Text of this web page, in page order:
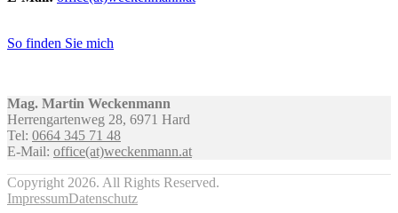
So finden Sie mich
Mag. Martin Weckenmann
Herrengartenweg 28, 6971 Hard
Tel: 0664 345 71 48
E-Mail: office(at)weckenmann.at
Copyright 2026. All Rights Reserved.
ImpressumDatenschutz